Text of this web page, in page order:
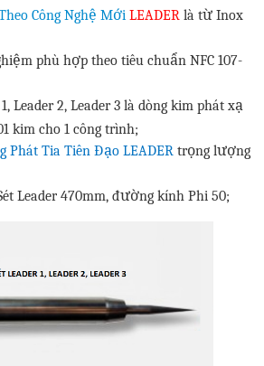
Công Nghệ Mới LEADER là từ Inox
phù hợp theo tiêu chuẩn NFC 107-
, Leader 2, Leader 3 là dòng kim phát xạ
kim cho 1 công trình;
Phát Tia Tiên Đạo LEADER trọng lượng
Leader 470mm, đường kính Phi 50;